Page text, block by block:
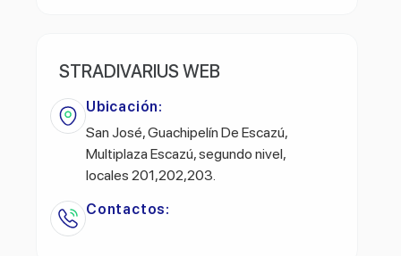
STRADIVARIUS WEB
Ubicación:
San José, Guachipelín De Escazú,
Multiplaza Escazú, segundo nivel,
locales 201,202,203.
Contactos: